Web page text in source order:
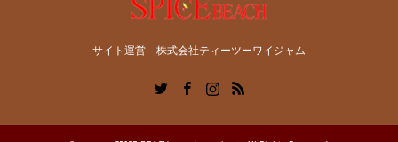
サイト運営 株式会社ティーツーワイジャム
RSS